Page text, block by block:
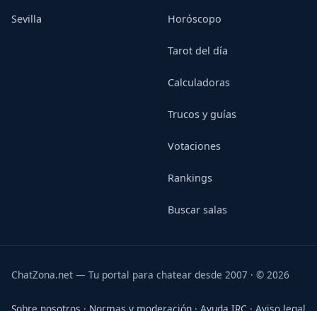
Sevilla Horóscopo
Tarot del día
Calculadoras
Trucos y guías
Votaciones
Rankings
Buscar salas
ChatZona.net — Tu portal para chatear desde 2007 · © 2026